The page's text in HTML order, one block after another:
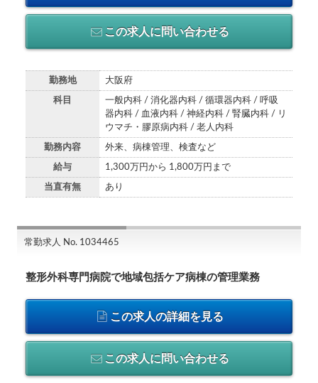
この求人に問い合わせる
勤務地 大阪府
科目
一般内科 / 消化器内科 / 循環器内科 / 呼吸
器内科 / 血液内科 / 神経内科 / 腎臓内科 / リ
ウマチ・膠原病内科 / 老人内科
勤務内容 外来、病棟管理、検査など
給与 1,300万円から 1,800万円まで
当直有無 あり
常勤求人 No. 1034465
整形外科専門病院で地域包括ケア病棟の管理業務
この求人の詳細を見る
この求人に問い合わせる